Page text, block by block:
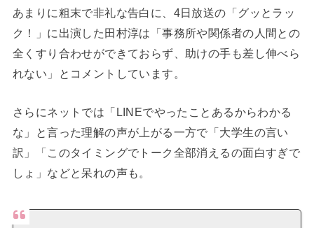
あまりに粗末で非礼な告白に、4日放送の「グッとラッ
ク！」に出演した田村淳は「事務所や関係者の人間との
全くすり合わせができておらず、助けの手も差し伸べら
れない」とコメントしています。
さらにネットでは「LINEでやったことあるからわかる
な」と言った理解の声が上がる一方で「大学生の言い
訳」「このタイミングでトーク全部消えるの面白すぎで
しょ」などと呆れの声も。